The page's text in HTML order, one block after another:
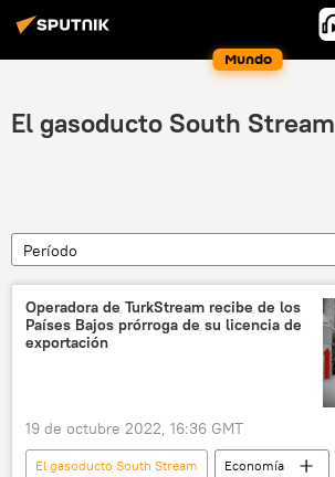
Mundo
El gasoducto South Stream
Período
Operadora de TurkStream recibe de los
Países Bajos prórroga de su licencia de
exportación
19 de octubre 2022, 16:36 GMT
El gasoducto South Stream
Economía